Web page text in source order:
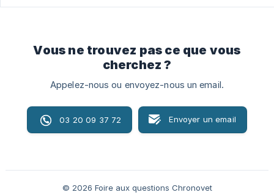
Vous ne trouvez pas ce que vous
cherchez ?
Appelez-nous ou envoyez-nous un email.
03 20 09 37 72 Envoyer un email
© 2026 Foire aux questions Chronovet